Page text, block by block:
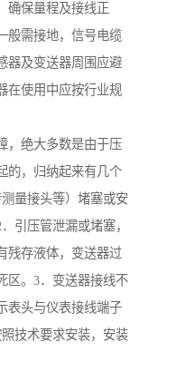
确保量程及接线正
般需接地，信号电缆
器及变送器周围应避
在使用中应按行业规
，绝大多数是由于压
的，归纳起来有几个
量接头等）堵塞或安
引压管泄漏或堵塞，
残存液体，变送器过
区。3．变送器接线不
表头与仪表接线端子
技术要求安装，安装